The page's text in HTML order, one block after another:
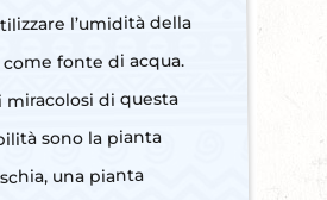
l’umidità della
fonte di acqua.
miracolosi di questa
sono la pianta
una pianta